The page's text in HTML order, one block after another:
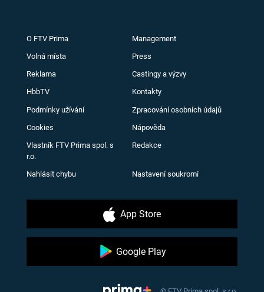
O FTV Prima Management
Volná místa Press
Reklama Castingy a výzvy
HbbTV Kontakty
Podmínky užívání Zpracování osobních údajů
Cookies Nápověda
Vlastník FTV Prima spol. s
r.o.
Redakce
Nahlásit chybu Nastavení soukromí
App Store
Google Play